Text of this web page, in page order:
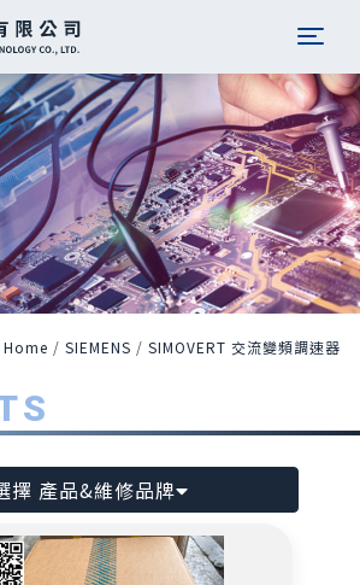
Home / SIEMENS / SIMOVERT 交流變頻調速器
擇 產品&維修品牌